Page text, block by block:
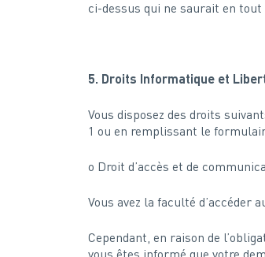
ci-dessus qui ne saurait en tout
5. Droits Informatique et
Vous disposez des droits
1 ou en remplissant le
o Droit d’accès et de
Vous avez la faculté d’accéder
Cependant, en raison de
vous êtes informé que votre